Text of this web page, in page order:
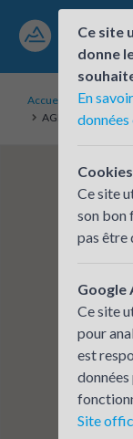
Accueil
AGENCE CREDIT
Ce site
donne
En
Ce site
son bon
pas être
Google
Ce site
pour
est
Site